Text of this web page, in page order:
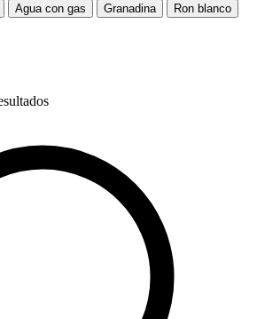
Agua con gas Granadina
Ron blanco